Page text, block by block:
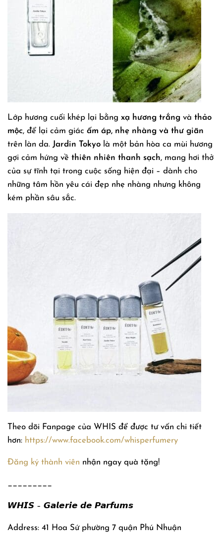
Lớp hương cuối khép lại bằng xạ hương trắng và thảo
mộc, để lại cảm giác ấm áp, nhẹ nhàng và thư giãn
trên làn da. Jardin Tokyo là một bản hòa ca mùi hương
gợi cảm hứng về thiên nhiên thanh sạch, mang hơi thở
của sự tĩnh tại trong cuộc sống hiện đại – dành cho
những tâm hồn yêu cái đẹp nhẹ nhàng nhưng không
kém phần sâu sắc.
Theo dõi Fanpage của WHIS để được tư vấn chi tiết
hơn: https://www.facebook.com/whisperfumery
Đăng ký thành viên nhận ngay quà tặng!
_________
𝙒𝙃𝙄𝙎 – 𝙂𝙖𝙡𝙚𝙧𝙞𝙚 𝙙𝙚 𝙋𝙖𝙧𝙛𝙪𝙢𝙨
Address: 41 Hoa Sứ phường 7 quận Phú Nhuận